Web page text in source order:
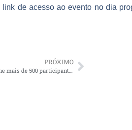
de acesso ao evento no dia
PRÓXIMO
2º Webinário Clientes Ultramed reúne mais de 500 participantes